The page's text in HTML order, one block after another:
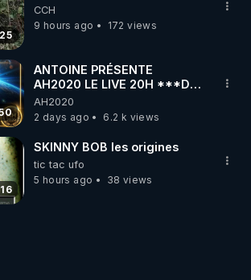
CCH
9 hours ago
172 views
ANTOINE PRÉSENTE
AH2020 LE LIVE 20H ***DU
06/08/2026***
AH2020
2 days ago
6.2 k views
SKINNY BOB les origines
tic tac ufo
5 hours ago
38 views